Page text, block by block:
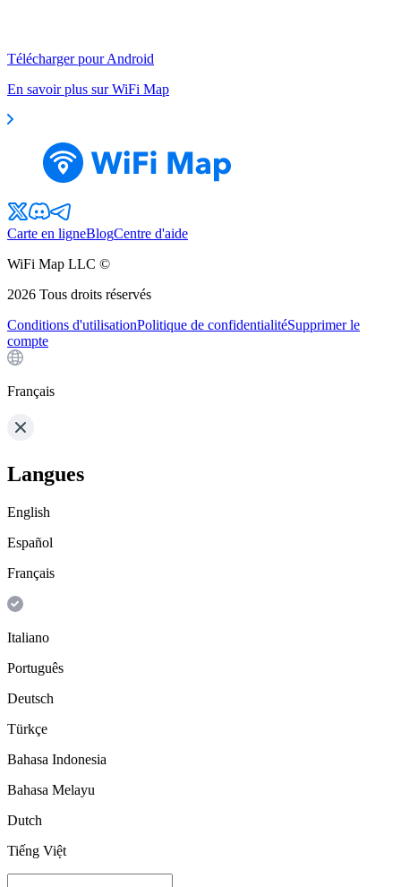
Télécharger pour Android
En savoir plus sur WiFi Map
Carte en ligneBlogCentre d'aide
WiFi Map LLC ©
2026 Tous droits réservés
Conditions d'utilisationPolitique de confidentialitéSupprimer le
compte
Français
Langues
English
Español
Français
Italiano
Português
Deutsch
Türkçe
Bahasa Indonesia
Bahasa Melayu
Dutch
Tiếng Việt